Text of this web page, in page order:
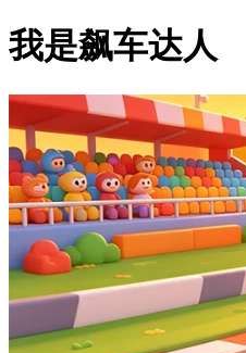
我是飙车达人